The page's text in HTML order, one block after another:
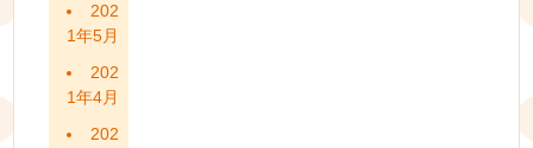
202
1年5月
202
1年4月
202